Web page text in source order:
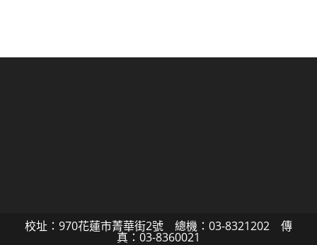
校址：970花蓮市菁華街2號 總機：03-8321202 傳
真：03-8360021